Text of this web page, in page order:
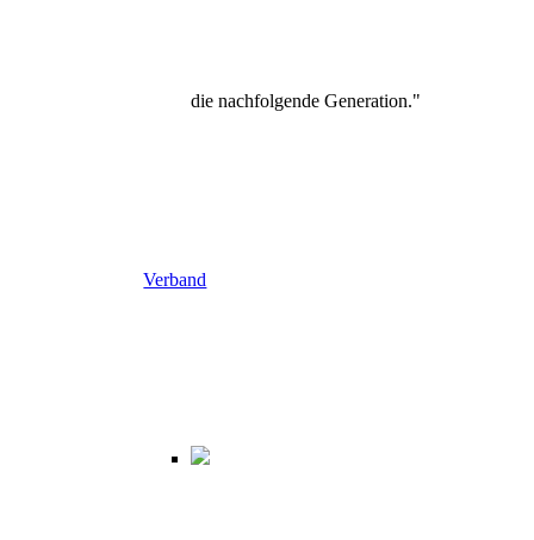
die nachfolgende Generation."
Verband